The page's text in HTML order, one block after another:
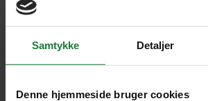
Samtykke Detaljer
Denne hjemmeside bruger cookies